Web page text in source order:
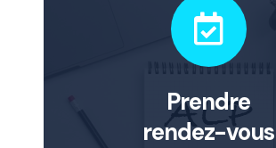
Prendre
rendez-vous